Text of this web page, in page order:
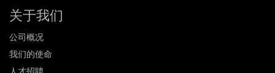
关于我们
公司概况
我们的使命